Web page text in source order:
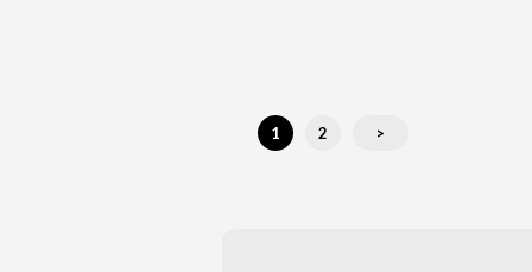
1 2 >